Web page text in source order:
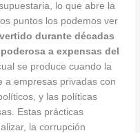
lo que abre la
puntos los podemos ver
durante décadas
a expensas del
se produce cuando la
a empresas privadas con
y las políticas
Estas prácticas
la corrupción